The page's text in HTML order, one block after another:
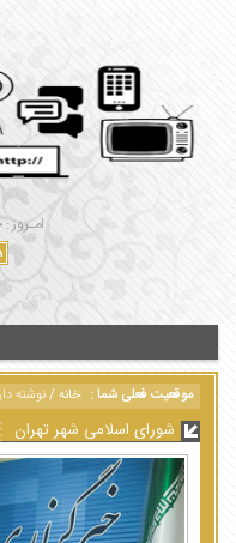
امـروز : جمعه,
موقعیت فعلی شما : خانه/نوشته
شورای اسلامی شهر تهران